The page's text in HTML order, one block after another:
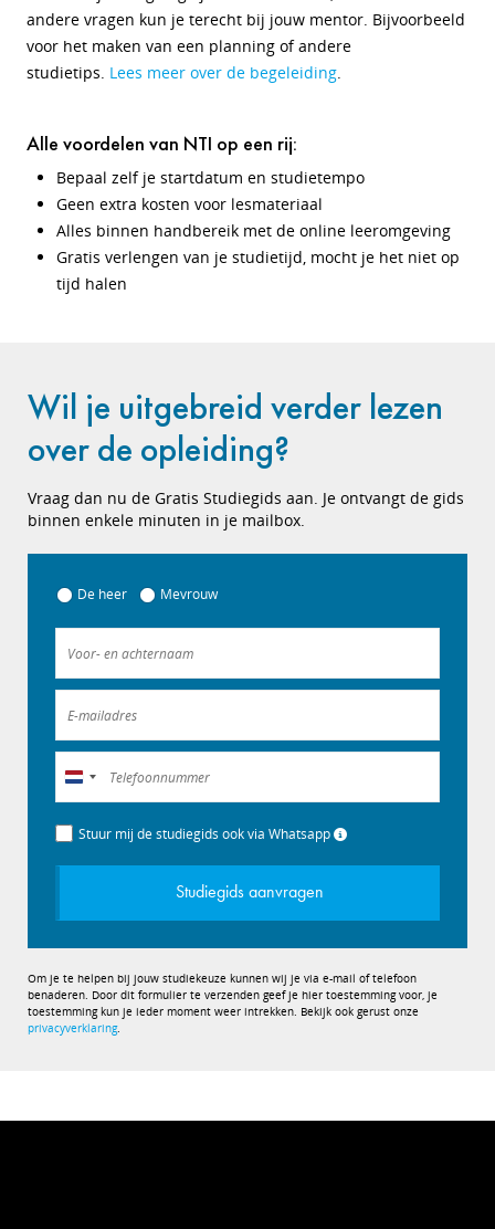
andere vragen kun je terecht bij jouw mentor. Bijvoorbeeld
voor het maken van een planning of andere
studietips. Lees meer over de begeleiding.
Alle voordelen van NTI op een rij:
Bepaal zelf je startdatum en studietempo
Geen extra kosten voor lesmateriaal
Alles binnen handbereik met de online leeromgeving
Gratis verlengen van je studietijd, mocht je het niet op
tijd halen
Wil je uitgebreid verder lezen
over de opleiding?
Vraag dan nu de Gratis Studiegids aan. Je ontvangt de gids
binnen enkele minuten in je mailbox.
De heer Mevrouw
Nederland
+31
Stuur mij de studiegids ook via Whatsapp
Studiegids aanvragen
Om je te helpen bij jouw studiekeuze kunnen wij je via e-mail of telefoon
benaderen. Door dit formulier te verzenden geef je hier toestemming voor, je
toestemming kun je ieder moment weer intrekken. Bekijk ook gerust onze
privacyverklaring.